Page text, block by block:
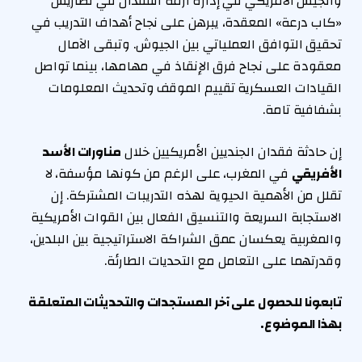
«كاب درعة» المعقدة، يبرهن على نجاح أهداف التدريب في
تحقيق التوافق العملياتي بين الجيوش. وتبقى الآمال
معقودة على نجاح فرق الإنقاذ في مهامها، بينما تواصل
القيادات العسكرية تقييم الموقف وتحديث المعلومات
بشفافية تامة.
إن حادثة فقدان الجنديين الأمريكيين خلالمناورات الأسد
الأفريقي في المغرب، على الرغم من كونها مؤسفة، لا
تقلل من الأهمية الحيوية لهذه التدريبات المشتركة. إن
الاستجابة السريعة والتنسيق الفعال بين القوات الأمريكية
والمغربية يعكسان عمق الشراكة الاستراتيجية بين البلدين،
وقدرتهما على التعامل مع التحديات الطارئة.
تابعونا للحصول على آخر المستجدات والتحديثات المتعلقة
بهذا الموضوع.